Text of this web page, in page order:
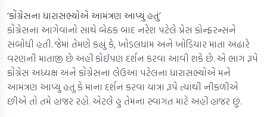
‘કોંગ્રેસના ધારાસભ્યોએ આમંત્રણ આપ્યું હતું’
કોંગ્રેસના આગેવાનો સાથે બેઠક બાદ નરેશ પટેલે પ્રેસ કોન્ફરન્સને
સંબોધી હતી. જેમાં તેમણે કહ્યું કે, ખોડલધામ અને ખોડિયાર માતા અઢારે
વરણની માતાજી છે અહીં કોઈપણ દર્શન કરવા આવી શકે છે. એ ભાગ રૂપે
કોંગ્રેસ અધ્યક્ષ અને કોંગ્રેસના લેઉઆ પટેલના ધારાસભ્યોએ મને
આમંત્રણ આપ્યું હતું કે માના દર્શન કરવા યાત્રા રૂપે ત્યાંથી નીકળીએ
છીએ તો તમે હાજર રહો. એટલે હું તેમના સ્વાગત માટે અહીં હાજર છું.